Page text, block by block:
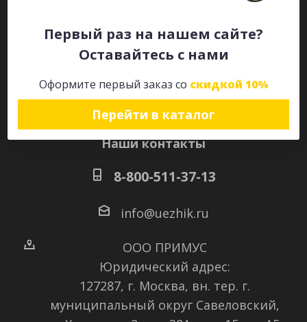
Первый раз на нашем сайте?
Оставайтесь с нами
Оформите первый заказ со скидкой 10%
Перейти в каталог
Наши контакты
8-800-511-37-13
info@uezhik.ru
ООО ПРИМУС
Юридический адрес:
127287, г. Москва, вн. тер. г.
муниципальный округ Савеловский,